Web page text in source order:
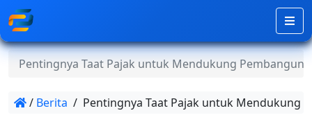
Pentingnya Taat Pajak untuk Mendukung
/ Berita / Pentingnya Taat Pajak untuk Mendukung